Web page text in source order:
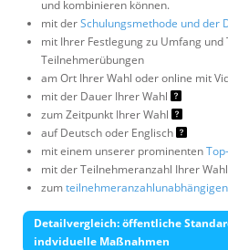
und kombinieren können.
mit derSchulungsmethode und der
mit Ihrer Festlegung zu Umfang
Teilnehmerübungen
am Ort Ihrer Wahl oder online mit
mit der Dauer Ihrer Wahl
zum Zeitpunkt Ihrer Wahl
auf Deutsch oder Englisch
mit einem unserer prominenten
mit der Teilnehmeranzahl Ihrer Wahl
zum
Detailvergleich: öffentliche
indviduelle Maßnahmen